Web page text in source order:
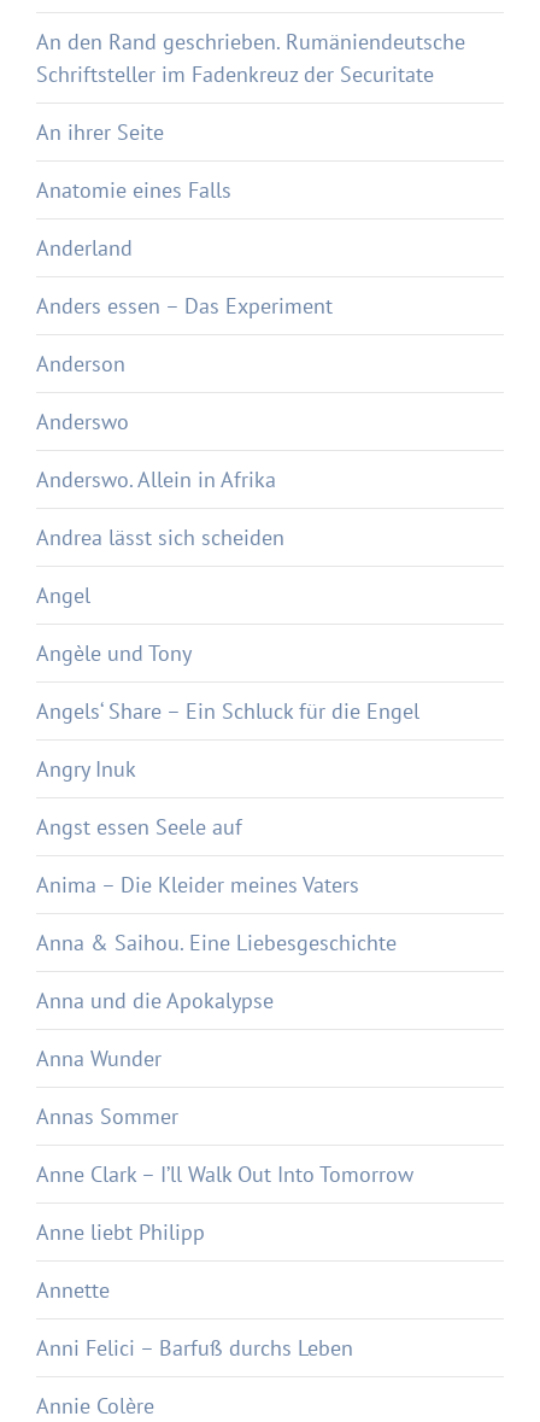
An den Rand geschrieben. Rumäniendeutsche
Schriftsteller im Fadenkreuz der Securitate
An ihrer Seite
Anatomie eines Falls
Anderland
Anders essen – Das Experiment
Anderson
Anderswo
Anderswo. Allein in Afrika
Andrea lässt sich scheiden
Angel
Angèle und Tony
Angels‘ Share – Ein Schluck für die Engel
Angry Inuk
Angst essen Seele auf
Anima – Die Kleider meines Vaters
Anna & Saihou. Eine Liebesgeschichte
Anna und die Apokalypse
Anna Wunder
Annas Sommer
Anne Clark – I’ll Walk Out Into Tomorrow
Anne liebt Philipp
Annette
Anni Felici – Barfuß durchs Leben
Annie Colère